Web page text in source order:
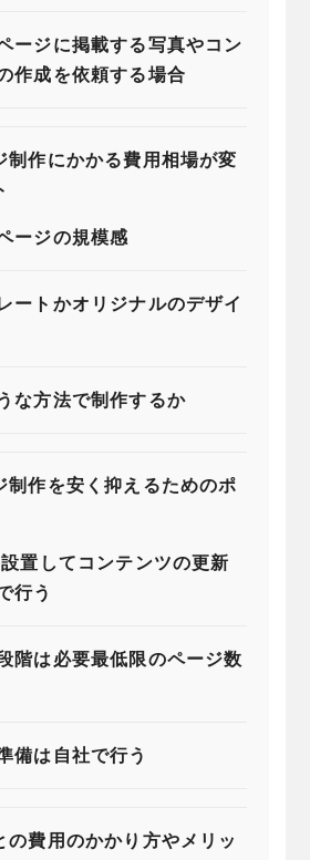
ージに掲載する写真やコン
作成を依頼する場合
制作にかかる費用相場が変
ージの規模感
ートかオリジナルのデザイ
な方法で制作するか
制作を安く抑えるためのポ
置してコンテンツの更新
行う
階は必要最低限のページ数
備は自社で行う
の費用のかかり方やメリッ